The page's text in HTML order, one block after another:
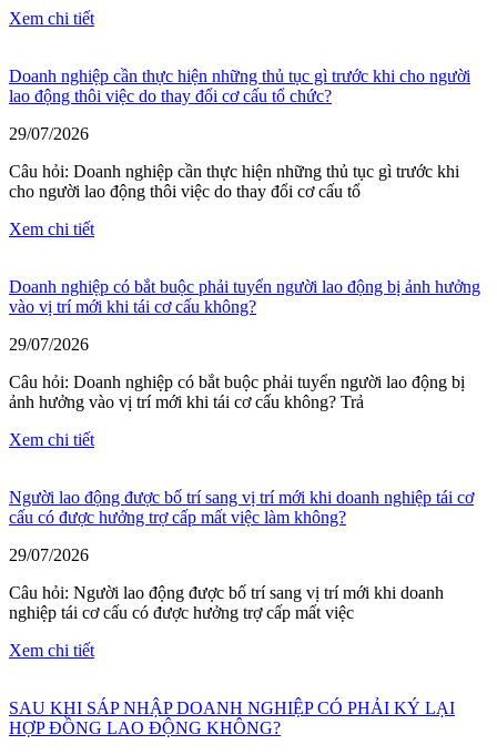
Xem chi tiết
Doanh nghiệp cần thực hiện những thủ tục gì trước khi cho người
lao động thôi việc do thay đổi cơ cấu tổ chức?
29/07/2026
Câu hỏi: Doanh nghiệp cần thực hiện những thủ tục gì trước khi
cho người lao động thôi việc do thay đổi cơ cấu tổ
Xem chi tiết
Doanh nghiệp có bắt buộc phải tuyển người lao động bị ảnh hưởng
vào vị trí mới khi tái cơ cấu không?
29/07/2026
Câu hỏi: Doanh nghiệp có bắt buộc phải tuyển người lao động bị
ảnh hưởng vào vị trí mới khi tái cơ cấu không? Trả
Xem chi tiết
Người lao động được bố trí sang vị trí mới khi doanh nghiệp tái cơ
cấu có được hưởng trợ cấp mất việc làm không?
29/07/2026
Câu hỏi: Người lao động được bố trí sang vị trí mới khi doanh
nghiệp tái cơ cấu có được hưởng trợ cấp mất việc
Xem chi tiết
SAU KHI SÁP NHẬP DOANH NGHIỆP CÓ PHẢI KÝ LẠI
HỢP ĐỒNG LAO ĐỘNG KHÔNG?